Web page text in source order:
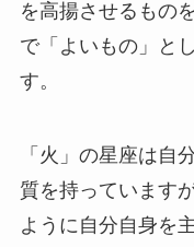
を高揚させるもの
で「よいもの」と
す。
「火」の星座は自
質を持っています
ように自分自身を